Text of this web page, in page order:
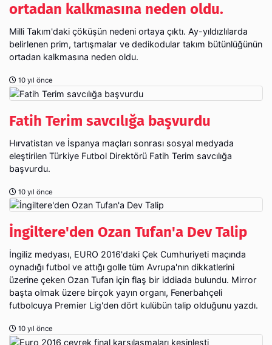
ortadan kalkmasına neden oldu.
Milli Takım'daki çöküşün nedeni ortaya çıktı. Ay-yıldızlılarda
belirlenen prim, tartışmalar ve dedikodular takım bütünlüğünün
ortadan kalkmasına neden oldu.
10 yıl önce
Fatih Terim savcılığa başvurdu
Hırvatistan ve İspanya maçları sonrası sosyal medyada
eleştirilen Türkiye Futbol Direktörü Fatih Terim savcılığa
başvurdu.
10 yıl önce
İngiltere'den Ozan Tufan'a Dev Talip
İngiliz medyası, EURO 2016'daki Çek Cumhuriyeti maçında
oynadığı futbol ve attığı golle tüm Avrupa'nın dikkatlerini
üzerine çeken Ozan Tufan için flaş bir iddiada bulundu. Mirror
başta olmak üzere birçok yayın organı, Fenerbahçeli
futbolcuya Premier Lig'den dört kulübün talip olduğunu yazdı.
10 yıl önce